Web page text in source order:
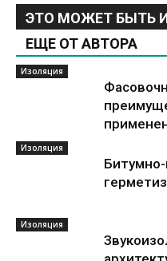
ЭТО МОЖЕТ БЫТЬ
ЕЩЕ ОТ АВТОРА
Изоляция
Изоляция
Изоляция